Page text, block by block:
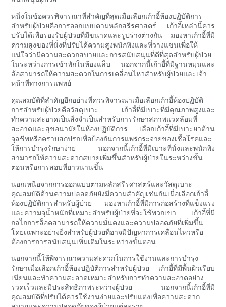
หนึ่งในข้อควรพิจารณาที่สำคัญที่สุดเมื่อเลือกเก้าอี้ห้องปฏิบัติการ
สำหรับผู้ป่วยคือการออกแบบตามหลักสรีรศาสตร์ เก้าอี้เหล่านี้ควร
ปรับได้เพื่อรองรับผู้ป่วยที่มีขนาดและรูปร่างต่างกัน มองหาเก้าอี้ที่มี
ความสูงของที่นั่งที่ปรับได้ความสูงพนักพิงและที่วางแขนเพื่อให้
แน่ใจว่ามีความสะดวกสบายและการสนับสนุนที่ดีที่สุดสำหรับผู้ป่วย
ในระหว่างการเข้าพักในห้องแล็บ นอกจากนี้เก้าอี้ที่มีฐานหมุนและ
ล้อสามารถให้ความสะดวกในการเคลื่อนไหวสำหรับผู้ป่วยและเจ้า
หน้าที่ทางการแพทย์
คุณสมบัติที่สำคัญอีกอย่างที่ควรพิจารณาเมื่อเลือกเก้าอี้ห้องปฏิบัติ
การสำหรับผู้ป่วยคือวัสดุเบาะ เก้าอี้ที่มีเบาะที่มีคุณภาพสูงและ
ทำความสะอาดเป็นสิ่งจำเป็นสำหรับการรักษาสภาพแวดล้อมที่
สะอาดและสุขอนามัยในห้องปฏิบัติการ เลือกเก้าอี้ที่มีเบาะยาต้าน
จุลชีพหรือคราบสกปรกเพื่อป้องกันการแพร่กระจายของเชื้อโรคและ
ให้การบำรุงรักษาง่าย นอกจากนี้เก้าอี้ที่มีเบาะที่นั่งและพนักพิง
สามารถให้ความสะดวกสบายเพิ่มขึ้นสำหรับผู้ป่วยในระหว่างขั้น
ตอนหรือการสอบที่ยาวนานขึ้น
นอกเหนือจากการออกแบบตามหลักสรีรศาสตร์และวัสดุเบาะ
คุณสมบัติด้านความปลอดภัยยังมีความสำคัญเช่นกันเมื่อเลือกเก้าอี้
ห้องปฏิบัติการสำหรับผู้ป่วย มองหาเก้าอี้ที่มีการก่อสร้างที่แข็งแรง
และความจุน้ำหนักที่เหมาะสำหรับผู้ป่วยที่จะใช้พวกเขา เก้าอี้ที่มี
กลไกการล็อคสามารถให้ความมั่นคงและความปลอดภัยที่เพิ่มขึ้น
โดยเฉพาะอย่างยิ่งสำหรับผู้ป่วยที่อาจมีปัญหาการเคลื่อนไหวหรือ
ต้องการการสนับสนุนเพิ่มเติมในระหว่างขั้นตอน
นอกจากนี้ให้พิจารณาความสะดวกในการใช้งานและการบำรุง
รักษาเมื่อเลือกเก้าอี้ห้องปฏิบัติการสำหรับผู้ป่วย เก้าอี้ที่มีพื้นผิวเรียบ
เนียนและทำความสะอาดเหมาะสำหรับการทำความสะอาดอย่าง
รวดเร็วและมีประสิทธิภาพระหว่างผู้ป่วย นอกจากนี้เก้าอี้ที่มี
คุณสมบัติที่ปรับได้ควรใช้งานง่ายและปรับแต่งเพื่อความสะดวก